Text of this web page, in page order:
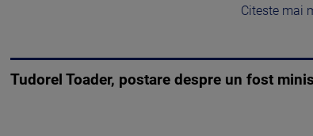
Citeste mai
Tudorel Toader, postare despre un fost